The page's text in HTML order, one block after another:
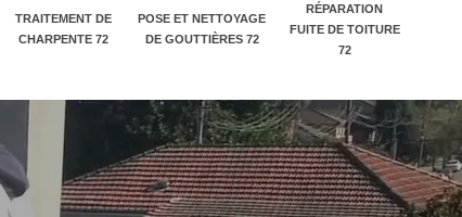
TRAITEMENT DE
CHARPENTE 72
POSE ET NETTOYAGE
DE GOUTTIÈRES 72
RÉPARATION
FUITE DE TOITURE
72